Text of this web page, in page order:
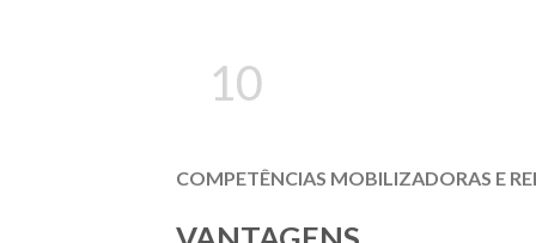
10
COMPETÊNCIAS MOBILIZADORAS E